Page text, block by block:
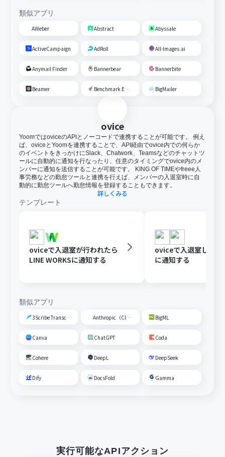
類似アプリ
AWeber Abstract Abyssale
ActiveCampaign AdRoll All-Images.ai
Anymail Finder Bannerbear Bannerbite
Beamer Benchmark Email BigMailer
ovice
YoomではoviceのAPIとノーコードで連携することが可能です。 例え
ば、oviceとYoomを連携することで、API経由でovice内での何らか
のイベントをきっかけにSlack、Chatwork、Teamsなどのチャットツ
ールに自動的に通知を行なったり、任意のタイミングでovice内のメ
ンバーに通知を送信することが可能です。 KING OF TIMEやfreee人
事労務などの勤怠ツールと連携を行えば、メンバーの入退室時に自
動的に勤怠ツールへ勤怠情報を登録することもできます。
詳しくみる
テンプレート
oviceで入退室が行われたら
LINE WORKSに通知する
oviceで入退室した
に通知する
類似アプリ
3Scribe Transcription Anthropic（Claude） BigML
Canva ChatGPT Coda
Cohere DeepL DeepSeek
Dify DocsFold Gamma
実行可能なAPIアクション